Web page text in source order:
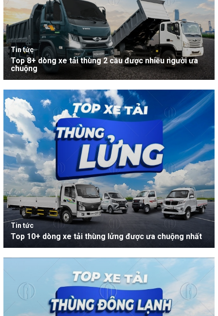
Tin tức
Top 8+ dòng xe tải thùng 2 cầu được nhiều người ưa
chuộng
Tin tức
Top 10+ dòng xe tải thùng lửng được ưa chuộng nhất